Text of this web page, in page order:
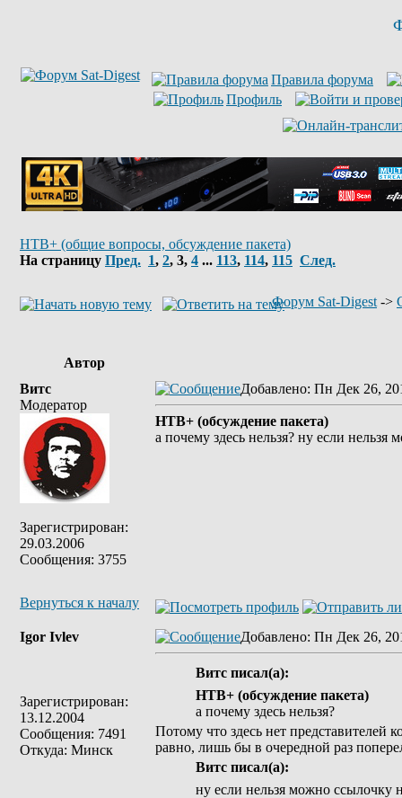
Правила форума
Профиль
НТВ+ (общие вопросы, обсуждение пакета)
На страницу Пред. 1, 2, 3, 4 ... 113, 114, 115 След.
Форум Sat-Digest ->
Автор
Витс
Модератор
Зарегистрирован:
29.03.2006
Сообщения: 3755
Добавлено: Пн Дек 26,
НТВ+ (обсуждение пакета)
а почему здесь нельзя? ну если
Вернуться к началу
Igor Ivlev
Зарегистрирован:
13.12.2004
Сообщения: 7491
Откуда: Минск
Добавлено: Пн Дек 26,
Витс писал(а):
НТВ+ (обсуждение пакета)
а почему здесь нельзя?
Потому что здесь нет
равно, лишь бы в очередной раз
Витс писал(а):
ну если нельзя можно ссылочку